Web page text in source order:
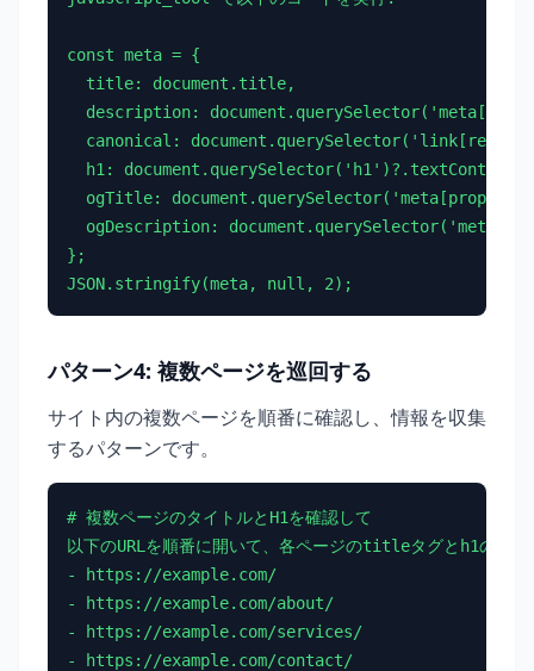
const meta = {
  title: document.title,
description:
canonical:
  h1: document.querySelector('h1')?.textContent,
ogTitle:
ogDescription:
};
JSON.stringify(meta, null, 2);
パターン4: 複数ページを巡回する
サイト内の複数ページを順番に確認し、情報を収集
するパターンです。
# 複数ページのタイトルとH1を確認して
以下のURLを順番に開いて、各ページのtitleタグとh1の内
- https://example.com/
- https://example.com/about/
- https://example.com/services/
- https://example.com/contact/